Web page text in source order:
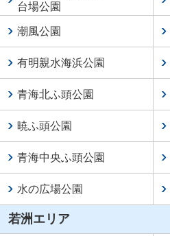
台場公園
潮風公園
有明親水海浜公園
青海北ふ頭公園
暁ふ頭公園
青海中央ふ頭公園
水の広場公園
若洲エリア